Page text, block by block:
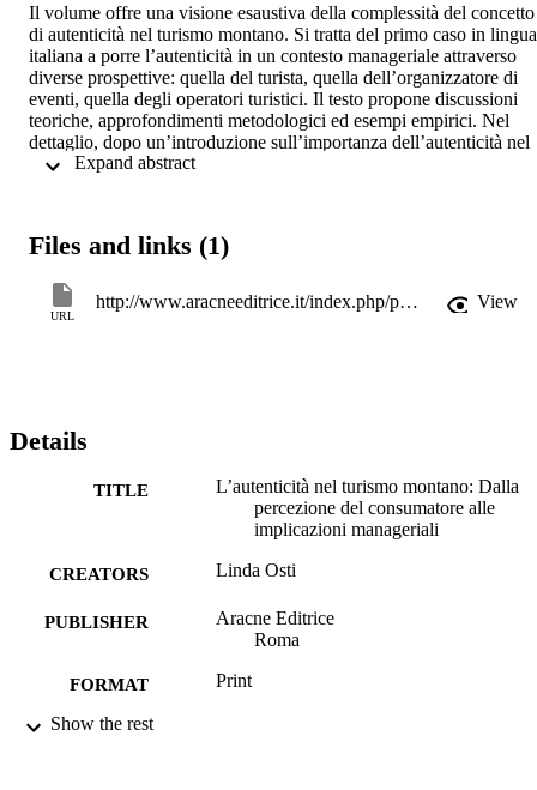
Il volume offre una visione esaustiva della complessità del concetto
di autenticità nel turismo montano. Si tratta del primo caso in lingua
italiana a porre l’autenticità in un contesto manageriale attraverso
diverse prospettive: quella del turista, quella dell’organizzatore di
eventi, quella degli operatori turistici. Il testo propone discussioni
teoriche, approfondimenti metodologici ed esempi empirici. Nel
dettaglio, dopo un’introduzione sull’importanza dell’autenticità nel
turismo, viene condotta un’approfondita analisi dei diversi approcci
Files and links (1)
URL
http://www.aracneeditrice.it/index.php/pubblicazione.html?item=9788825512847 View
Details
TITLE
L’autenticità nel turismo montano: Dalla
percezione del consumatore alle
implicazioni manageriali
CREATORS Linda Osti
PUBLISHER
Aracne Editrice
Roma
FORMAT Print
NUMBER OF
Show the rest